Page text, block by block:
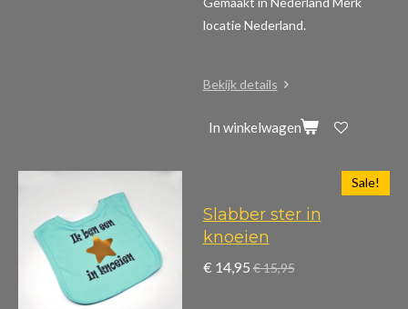
locatie Nederland.
Bekijk details
In winkelwagen
Sale!
Slabber ster in
knoeien
€ 14,95 € 15,95